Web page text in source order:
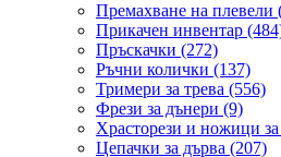
Премахване на плевели
Прикачен инвентар
Пръскачки (272)
Ръчни колички (137)
Тримери за трева (556)
Фрези за дънери (9)
Храсторези и ножици
Цепачки за дърва (207)